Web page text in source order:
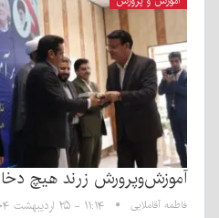
آموزش‌وپرورش زرند هیچ
فاطمه آقاملایی ۱۱:۱۴ - ۲۵ اردیبهشت ۱۴۰۴